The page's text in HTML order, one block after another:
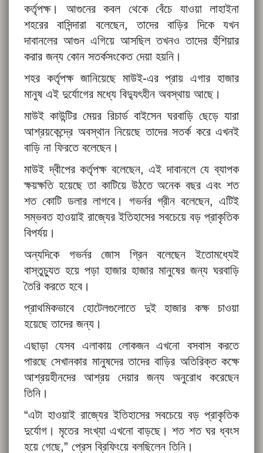
কর্তৃপক্ষ। আগুনের কবল থেকে বেঁচে যাওয়া লাহাইনা
শহরের বাসিন্দারা বলেছেন, তাদের বাড়ির দিকে যখন
দাবানলের আগুন এগিয়ে আসছিল তখনও তাদের হুঁশিয়ার
করার জন্য কোন সতর্কসংকেত দেয়া হয়নি।
শহর কর্তৃপক্ষ জানিয়েছে মাউই-এর প্রায় এগার হাজার
মানুষ এই দুর্যোগের মধ্যে বিদ‍্যুৎহীন অবস্থায় আছে।
মাউই কাউন্টির মেয়র রিচার্ড বাইসেন ঘরবাড়ি ছেড়ে যারা
আশ্রয়কেন্দ্রে অবস্থান নিয়েছে তাদের সতর্ক করে এখনই
বাড়ি না ফিরতে বলেছেন।
মাউই দ্বীপের কর্তৃপক্ষ বলেছেন, এই দাবানলে যে ব্যাপক
ক্ষয়ক্ষতি হয়েছে তা কাটিয়ে উঠতে অনেক বছর এবং শত
শত কোটি ডলার লাগবে। গভর্নর গ্রীন বলেছেন, এটিই
সম্ভবত হাওয়াই রাজ্যের ইতিহাসের সবচেয়ে বড় প্রাকৃতিক
বিপর্যয়।
অন্যদিকে গভর্নর জোস গ্রিন বলেছেন ইতোমধ্যেই
বাস্তুচ্যুত হয়ে পড়া হাজার হাজার মানুষের জন্য ঘরবাড়ি
তৈরি করতে হবে।
প্রাথমিকভাবে হোটেলগুলোতে দুই হাজার কক্ষ চাওয়া
হয়েছে তাদের জন্য।
এছাড়া যেসব এলাকায় লোকজন এখনো বসবাস করতে
পারছে সেখানকার মানুষদের তাদের বাড়ির অতিরিক্ত কক্ষে
আশ্রয়হীনদের আশ্রয় দেয়ার জন্য অনুরোধ করেছেন
তিনি।
“এটা হাওয়াই রাজ্যের ইতিহাসের সবচেয়ে বড় প্রাকৃতিক
দুর্যোগ। মৃতের সংখ্যা এখনো বাড়ছে। শত শত ঘর ধ্বংস
হয়ে গেছে,” প্রেস ব্রিফিংয়ে বলছিলেন তিনি।